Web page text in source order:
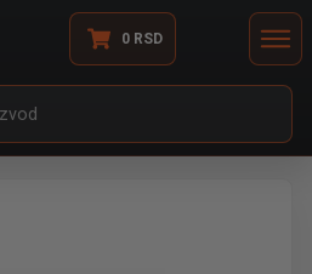
0 RSD